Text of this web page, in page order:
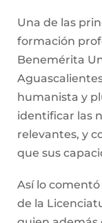
que sus
Así lo comentó
de la
quien además
en el campo
junto a Juan
Carlos
de
peculiaridad
propiedades
de